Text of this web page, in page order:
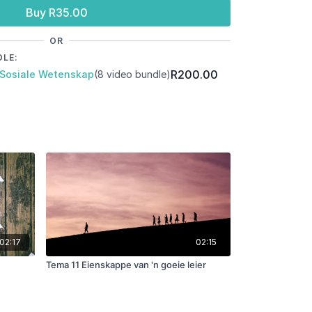
Buy R35.00
OR
Wetenskap(8 video bundle)R200.00
02:15
Tema 11 Eienskappe van 'n goeie leier